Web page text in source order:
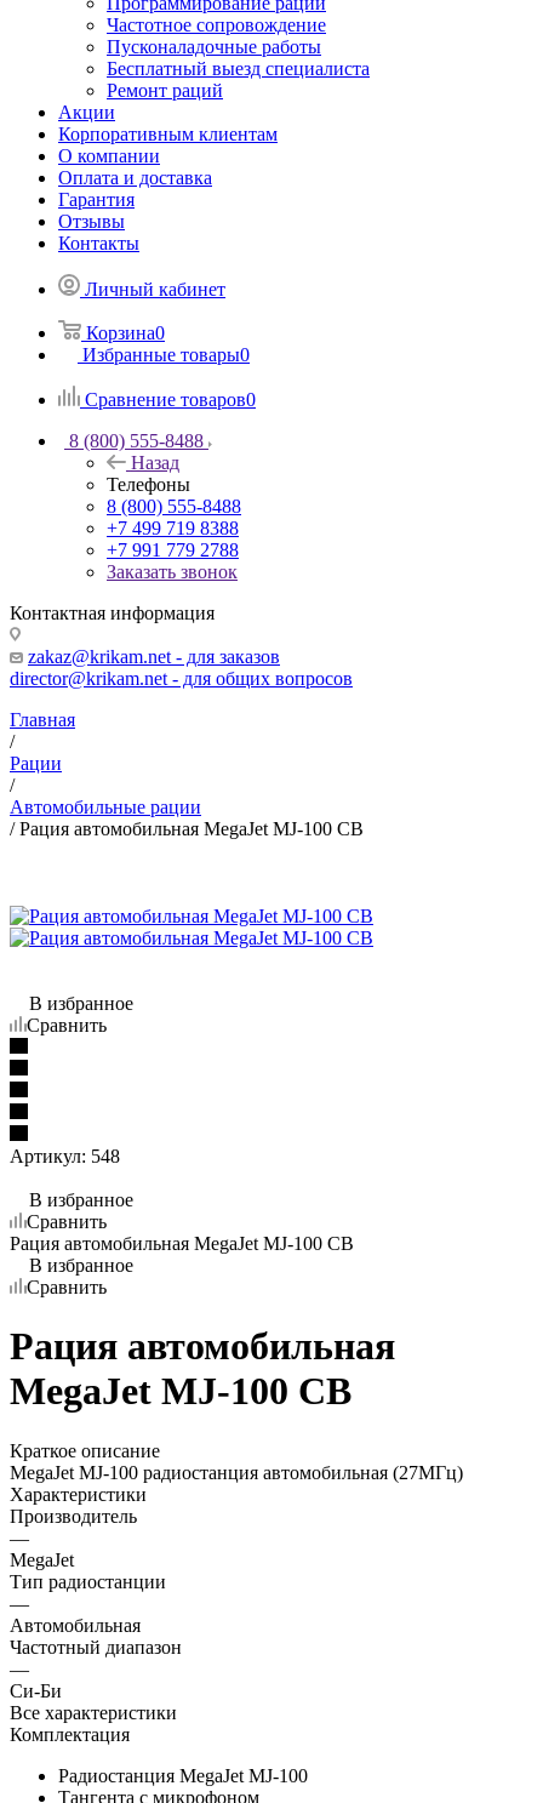
Частотное сопровождение
Пусконаладочные работы
Бесплатный выезд специалиста
Ремонт раций
Акции
Корпоративным клиентам
О компании
Оплата и доставка
Гарантия
Отзывы
Контакты
Личный кабинет
Корзина0
Избранные товары0
Сравнение товаров0
8 (800) 555-8488
Назад
Телефоны
8 (800) 555-8488
+7 499 719 8388
+7 991 779 2788
Заказать звонок
Контактная информация
zakaz@krikam.net - для заказов
director@krikam.net - для общих вопросов
Главная
/
Рации
/
Автомобильные рации
/Рация автомобильная MegaJet MJ-100 СВ
В избранное
Сравнить
Артикул: 548
В избранное
Сравнить
Рация автомобильная MegaJet MJ-100 СВ
В избранное
Сравнить
Рация автомобильная
MegaJet MJ-100 СВ
Краткое описание
MegaJet MJ-100 радиостанция автомобильная (27МГц)
Характеристики
Производитель
—
MegaJet
Тип радиостанции
—
Автомобильная
Частотный диапазон
—
Си-Би
Все характеристики
Комплектация
Радиостанция MegaJet MJ-100
Тангента с микрофоном